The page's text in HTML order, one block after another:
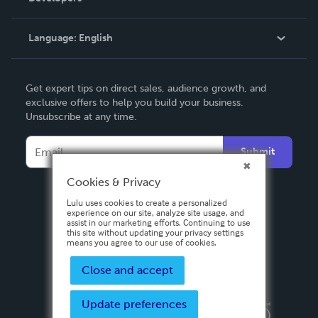
Knowledge Base
Contact Support
Language: English
Deutsch
Français
Español
Get expert tips on direct sales, audience growth, and
exclusive offers to help you build your business.
Unsubscribe at any time.
Submit
Privacy PolicyTerms & Conditions
Cookies & Privacy
Lulu uses cookies to create a personalized
experience on our site, analyze site usage, and
assist in our marketing efforts. Continuing to use
this site without updating your privacy settings
means you agree to our use of cookies.
Close and accept
Update preferences